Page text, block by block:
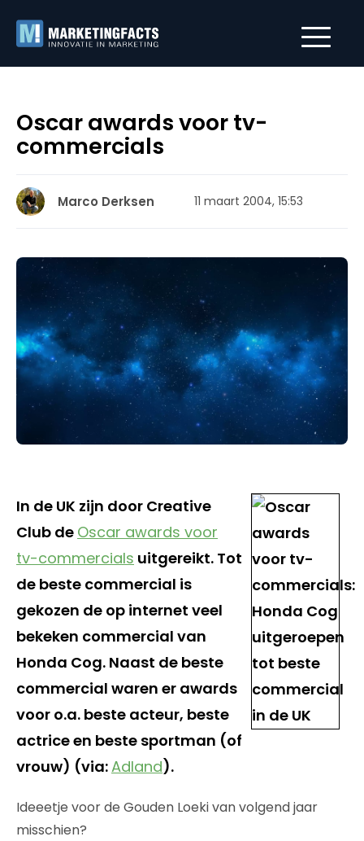
Oscar awards voor tv-
commercials
Marco Derksen 11 maart 2004, 15:53
In de UK zijn door Creative
Club de Oscar awards voor
tv-commercials uitgereikt. Tot
de beste commercial is
gekozen de op internet veel
bekeken commercial van
Honda Cog. Naast de beste
commercial waren er awards
voor o.a. beste acteur, beste
actrice en beste sportman (of
vrouw) (via:Adland).
Ideeetje voor de Gouden Loeki van volgend jaar
misschien?